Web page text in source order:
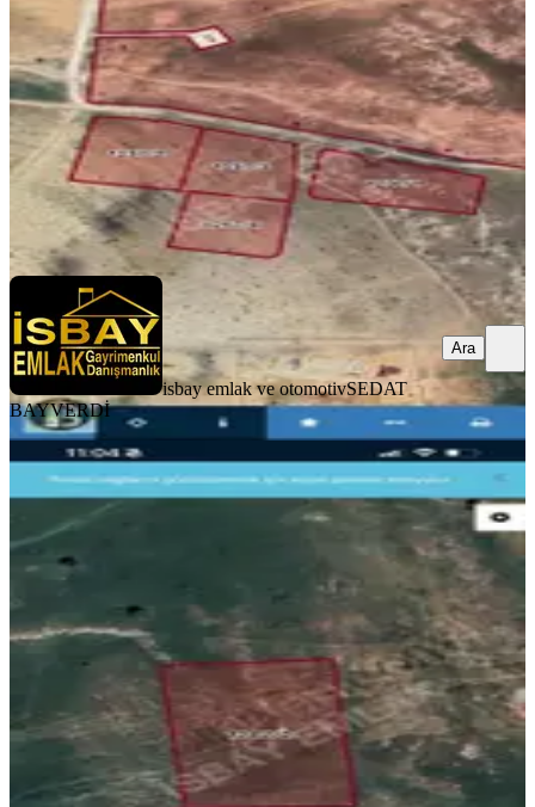
1000 m²· İfrazlı, Yolu Açılmış·8.300/m²·
16.07.2026
8.300.000 ₺
isbay emlak ve otomotivSEDAT BAYVERDİ
isbay emlak ve otomotivSEDAT
BAYVERDİ
Ara
DOĞALGAZ
Şehir Hastanesi Karşısı Yatırımlık
Arsa İsbay Emlak'ta
Doğalgaz, İfrazlı · 14.558/m²
16.07.2026
8.400.000 ₺
isbay emlak ve otomotiv SEDAT BAYVERDİ